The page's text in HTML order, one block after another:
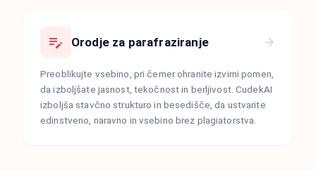
Orodje za parafraziranje
Preoblikujte vsebino, pri čemer ohranite izvirni pomen,
da izboljšate jasnost, tekočnost in berljivost. CudekAI
izboljša stavčno strukturo in besedišče, da ustvarite
edinstveno, naravno in vsebino brez plagiatorstva.